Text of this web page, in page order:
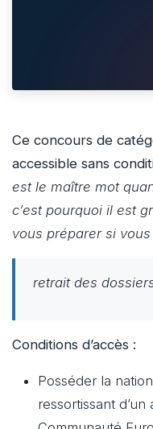
Ce concours de
accessible sans
est le maître mot
c’est pourquoi il est
vous préparer si
retrait des
Conditions d’accès :
Posséder la
ressortissant